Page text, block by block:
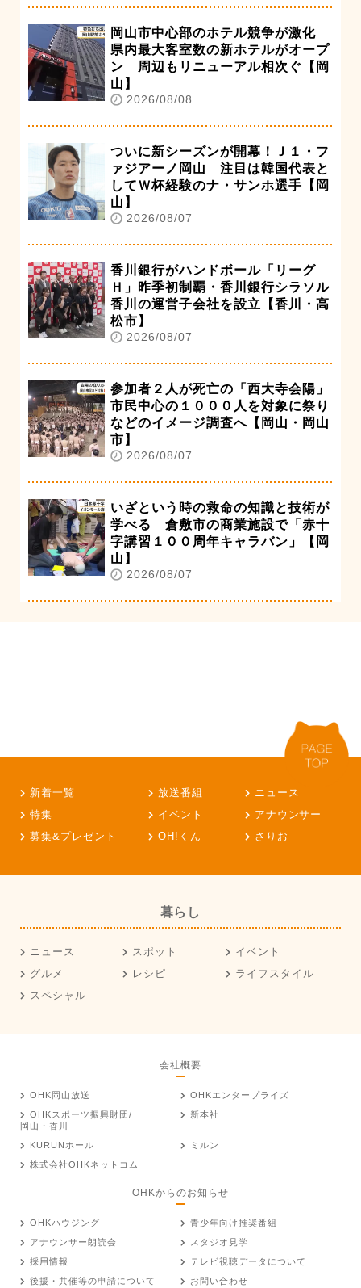
岡山市中心部のホテル競争が激化
県内最大客室数の新ホテルがオープ
ン 周辺もリニューアル相次ぐ【岡
山】
2026/08/08
ついに新シーズンが開幕！Ｊ１・フ
ァジアーノ岡山 注目は韓国代表と
してＷ杯経験のナ・サンホ選手【岡
山】
2026/08/07
香川銀行がハンドボール「リーグ
Ｈ」昨季初制覇・香川銀行シラソル
香川の運営子会社を設立【香川・高
松市】
2026/08/07
参加者２人が死亡の「西大寺会陽」
市民中心の１０００人を対象に祭り
などのイメージ調査へ【岡山・岡山
市】
2026/08/07
いざという時の救命の知識と技術が
学べる 倉敷市の商業施設で「赤十
字講習１００周年キャラバン」【岡
山】
2026/08/07
新着一覧 放送番組
ニュース
特集
イベント
アナウンサー
募集&プレゼント
OH!くん さりお
暮らし
ニュース スポット
イベント
グルメ
レシピ
ライフスタイル
スペシャル
会社概要
OHK岡山放送
OHKエンタープライズ
OHKスポーツ振興財団/
岡山・香川
新本社
KURUNホール
ミルン
株式会社OHKネットコム
OHKからのお知らせ
OHKハウジング
青少年向け推奨番組
アナウンサー朗読会
スタジオ見学
採用情報
テレビ視聴データについて
後援・共催等の申請について
お問い合わせ